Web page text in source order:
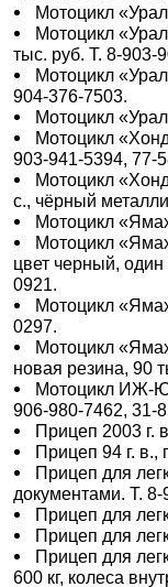
Мотоцикл
Мотоцикл
тыс. руб. Т. 8-903-
Мотоцикл
904-376-7503.
Мотоцикл
Мотоцикл
903-941-5394, 77-
Мотоцикл
с., чёрный
Мотоцикл
Мотоцикл
цвет черный,
0921.
Мотоцикл
0297.
Мотоцикл
новая резина, 90
Мотоцикл ИЖ-
906-980-7462, 31-
Прицеп 2003 г.
Прицеп 94 г. в.,
Прицеп для
документами. Т.
Прицеп для
Прицеп для
Прицеп для
600 кг, колеса